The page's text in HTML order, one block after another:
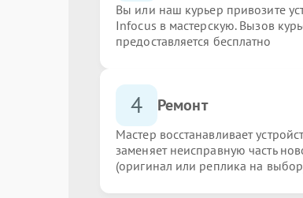
Вы или наш курьер привозите
Infocus в мастерскую. Вызов
предоставляется бесплатно
4 Ремонт
Мастер восстанавливает
заменяет неисправную часть
(оригинал или реплика на